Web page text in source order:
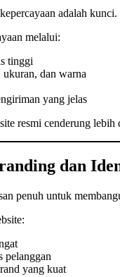
adalah
melalui:
tinggi
dan warna
yang jelas
resmi cenderung lebih
dan
penuh untuk
pelanggan
yang kuat